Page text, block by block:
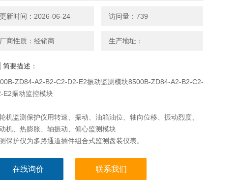
更新时间：2026-06-24 访问量：739
厂商性质：经销商 生产地址：
简要描述：
ZD84-A2-B2-C2-D2-E2振动监测模块8500B-ZD84-A2-B2-C2-
E2振动监控模块
机监测保护仪用转速、振动、油箱油位、轴向位移、振动烈度、
机、热膨胀、轴振动、偏心监测模块
保护仪为多路通道插件组合式监测盘装仪表。
在线询价 联系我们